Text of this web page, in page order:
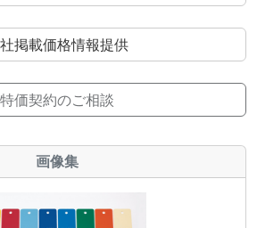
掲載価格情報提供
特価契約のご相談
画像集